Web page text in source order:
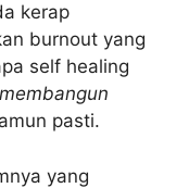
kerap
burnout yang
self healing
membangun
pasti.
yang